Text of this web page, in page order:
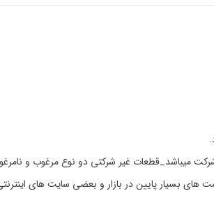
میباشد_قطعات غیر شرکتی دو نوع مرغوب و
های بسیار پایین در بازار و بعضی سایت های